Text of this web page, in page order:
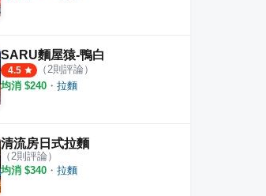
SARU麵屋猿-鴨白
4.5 （2則評論）
均消 $240 ・ 拉麵
清流房日式拉麵
（ 2則評論）
均消 $340 ・ 拉麵